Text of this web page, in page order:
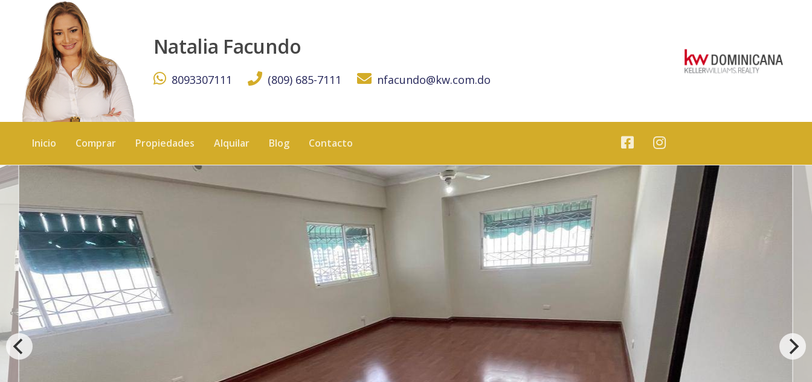
Natalia Facundo
8093307111 (809) 685-7111 nfacundo@kw.com.do
Inicio Comprar Propiedades Alquilar Blog Contacto
Vendo Pent House clasico Evaristo Morales 459 mt2 - KW DOMINICANA